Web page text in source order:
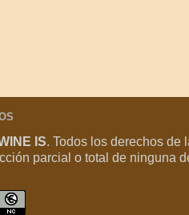
IS. Todos los derechos de
parcial o total de ninguna